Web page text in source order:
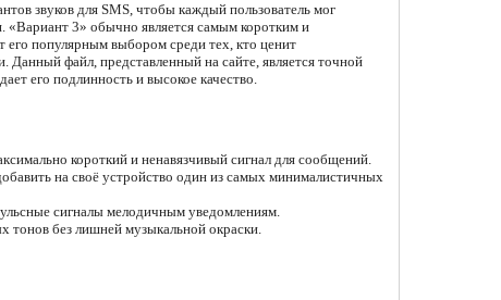
звуков для SMS, чтобы каждый пользователь мог
«Вариант 3» обычно является самым коротким и
его популярным выбором среди тех, кто ценит
Данный файл, представленный на сайте, является точной
его подлинность и высокое качество.
короткий и ненавязчивый сигнал для сообщений.
на своё устройство один из самых минималистичных
сигналы мелодичным уведомлениям.
без лишней музыкальной окраски.